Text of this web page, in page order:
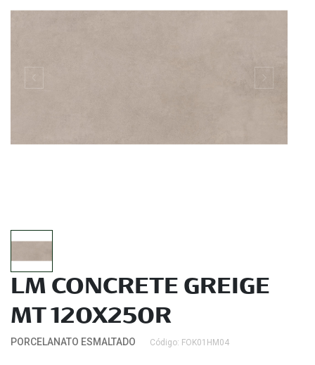
LM CONCRETE GREIGE
MT 120X250R
PORCELANATO ESMALTADO Código: FOK01HM04